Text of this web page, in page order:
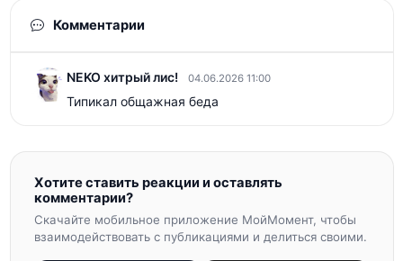
Комментарии
NEKO хитрый лис! 04.06.2026 11:00
Типикал общажная беда
Хотите ставить реакции и оставлять
комментарии?
Скачайте мобильное приложение МойМомент, чтобы
взаимодействовать с публикациями и делиться своими.